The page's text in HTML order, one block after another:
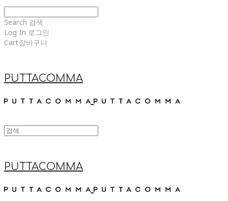
Search 검색
Log In 로그인
Cart장바구니
PUTTACOMMA
PUTTACOMMA